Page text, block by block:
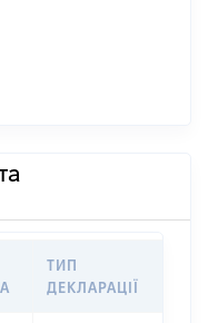
ТИП
ДЕКЛАРАЦІЇ